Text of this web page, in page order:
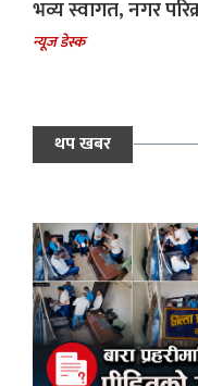
भव्य स्वागत, नगर
न्यूज डेस्क
थप खबर